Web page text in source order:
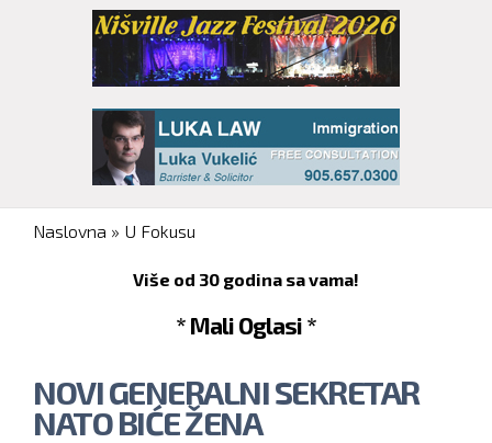
You are here
Naslovna » U Fokusu
Više od 30 godina sa vama!
* Mali Oglasi *
NOVI GENERALNI SEKRETAR
NATO BIĆE ŽENA